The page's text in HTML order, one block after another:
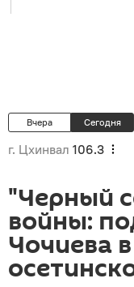
Вчера Сегодня
г. Цхинвал 106.3
"Черный
войны:
Чочиева